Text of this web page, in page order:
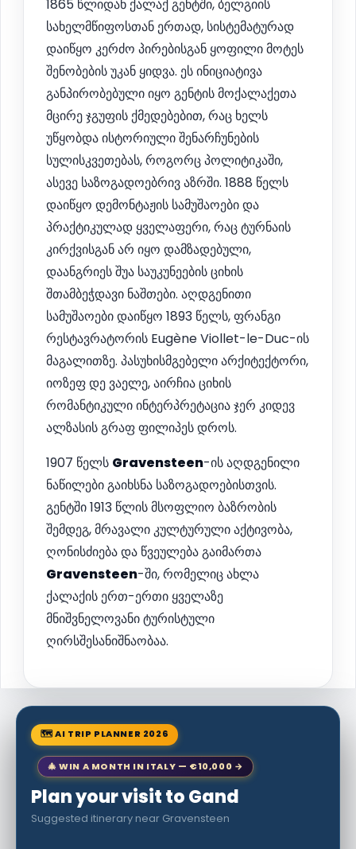
1865 წლიდან ქალაქ გენტში, ბელგიის
სახელმწიფოსთან ერთად, სისტემატურად
დაიწყო კერძო პირებისგან ყოფილი მოტეს
შენობების უკან ყიდვა. ეს ინიციატივა
განპირობებული იყო გენტის მოქალაქეთა
მცირე ჯგუფის ქმედებებით, რაც ხელს
უწყობდა ისტორიული შენარჩუნების
სულისკვეთებას, როგორც პოლიტიკაში,
ასევე საზოგადოებრივ აზრში. 1888 წელს
დაიწყო დემონტაჟის სამუშაოები და
პრაქტიკულად ყველაფერი, რაც ტურნაის
კირქვისგან არ იყო დამზადებული,
დაანგრიეს შუა საუკუნეების ციხის
შთამბეჭდავი ნაშთები. აღდგენითი
სამუშაოები დაიწყო 1893 წელს, ფრანგი
რესტავრატორის Eugène Viollet-le-Duc-ის
მაგალითზე. პასუხისმგებელი არქიტექტორი,
იოზეფ დე ვაელე, აირჩია ციხის
რომანტიკული ინტერპრეტაცია ჯერ კიდევ
ალზასის გრაფ ფილიპეს დროს.
1907 წელს Gravensteen-ის აღდგენილი
ნაწილები გაიხსნა საზოგადოებისთვის.
გენტში 1913 წლის მსოფლიო ბაზრობის
შემდეგ, მრავალი კულტურული აქტივობა,
ღონისძიება და წვეულება გაიმართა
Gravensteen-ში, რომელიც ახლა
ქალაქის ერთ-ერთი ყველაზე
მნიშვნელოვანი ტურისტული
ღირსშესანიშნაობაა.
🗺 AI TRIP PLANNER 2026
🎄 WIN A MONTH IN ITALY — €10,000 →
Plan your visit to Gand
Suggested itinerary near Gravensteen